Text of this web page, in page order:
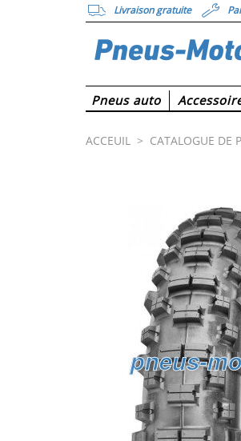
Livraison gratuite
Pneus auto
ACCEUIL > CATALOGUE DE